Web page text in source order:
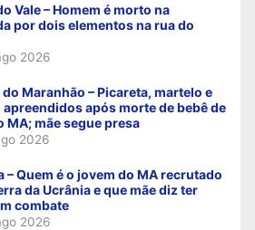
Vale – Homem é morto na
por dois elementos na rua do
2026
do Maranhão – Picareta, martelo e
após morte de bebê de
MA; mãe segue presa
2026
– Quem é o jovem do MA recrutado
da Ucrânia e que mãe diz ter
combate
2026